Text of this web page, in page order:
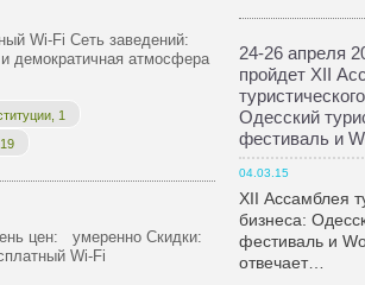
Wi-Fi Сеть заведений:
атмосфера
1
цен: умеренно Скидки:
Wi-Fi
24-26 апреля
пройдет XII
Одесский
фестиваль и
04.03.15
XII Ассамблея
бизнеса:
фестиваль и
отвечает…